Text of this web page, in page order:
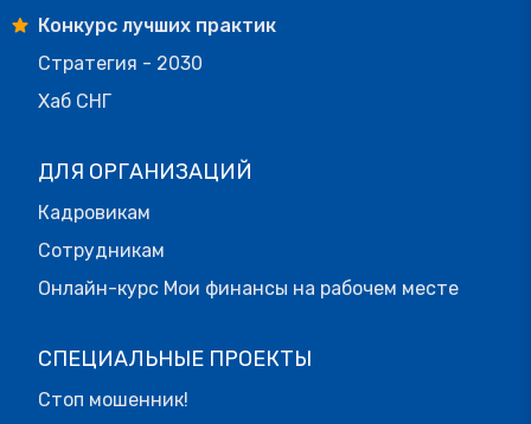
Конкурс лучших практик
Стратегия - 2030
Хаб СНГ
ДЛЯ ОРГАНИЗАЦИЙ
Кадровикам
Сотрудникам
Онлайн-курс Мои финансы на рабочем месте
СПЕЦИАЛЬНЫЕ ПРОЕКТЫ
Стоп мошенник!